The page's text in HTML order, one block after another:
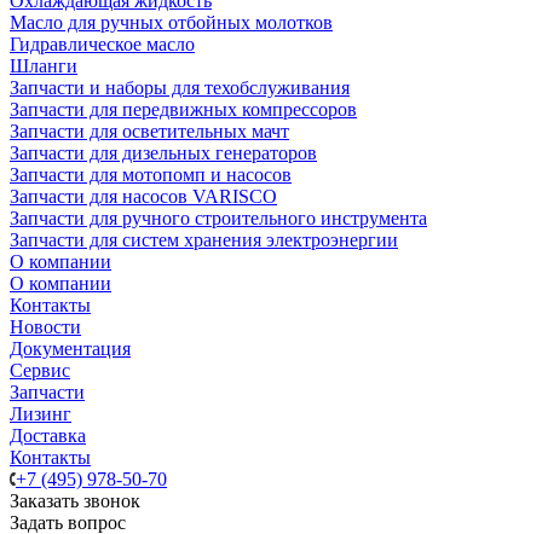
Масло для ручных отбойных молотков
Гидравлическое масло
Шланги
Запчасти и наборы для техобслуживания
Запчасти для передвижных компрессоров
Запчасти для осветительных мачт
Запчасти для дизельных генераторов
Запчасти для мотопомп и насосов
Запчасти для насосов VARISCO
Запчасти для ручного строительного инструмента
Запчасти для систем хранения электроэнергии
О компании
О компании
Контакты
Новости
Документация
Сервис
Запчасти
Лизинг
Доставка
Контакты
+7 (495) 978-50-70
Заказать звонок
Задать вопрос